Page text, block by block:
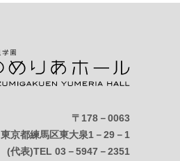
〒178－0063
東京都練馬区東大泉1－29－1
(代表)TEL 03－5947－2351